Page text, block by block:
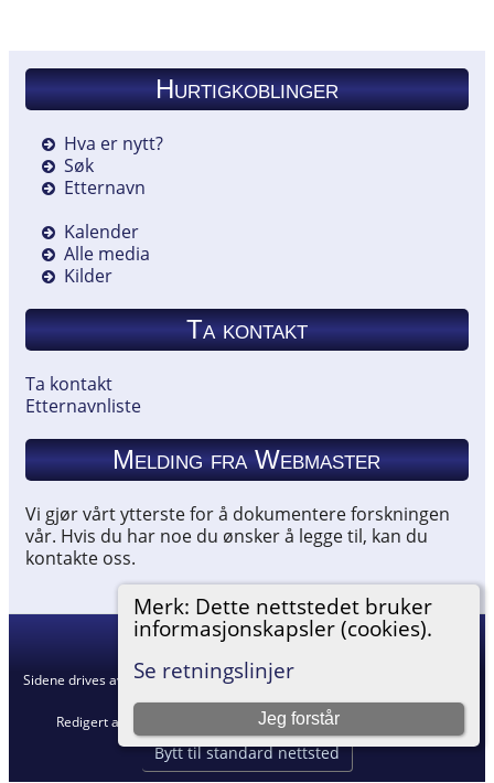
Merk: Dette nettstedet bruker
informasjonskapsler (cookies).
Se retningslinjer
Jeg forstår
Hurtigkoblinger
Hva er nytt?
Søk
Etternavn
Kalender
Alle media
Kilder
Ta kontakt
Ta kontakt
Etternavnliste
Melding fra Webmaster
Vi gjør vårt ytterste for å dokumentere forskningen
vår. Hvis du har noe du ønsker å legge til, kan du
kontakte oss.
Hemneslekt©2026
Sidene drives av The Next Generation of Genealogy Sitebuilding
Redigert av
Retningslinjer for personvern
Bytt til standard nettsted